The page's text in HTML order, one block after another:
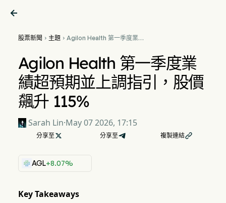

股票新聞  主題 Agilon Health 第一季度業績
Agilon Health 第一季度業
績超預期並上調指引，股價
飆升 115%
Sarah Lin·May 07 2026, 17:15
分享至  分享至 複製連結
AGL+8.07%
Key Takeaways